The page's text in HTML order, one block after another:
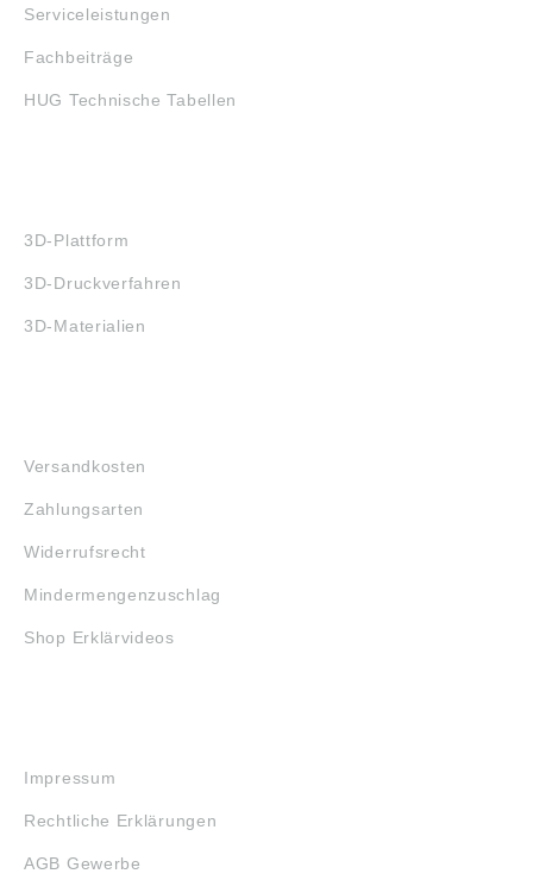
Serviceleistungen
Fachbeiträge
HUG Technische Tabellen
3D-Plattform
3D-Druckverfahren
3D-Materialien
Versandkosten
Zahlungsarten
Widerrufsrecht
Mindermengenzuschlag
Shop Erklärvideos
Impressum
Rechtliche Erklärungen
AGB Gewerbe